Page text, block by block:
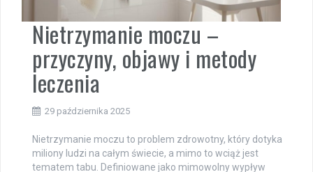
Nietrzymanie moczu –
przyczyny, objawy i metody
leczenia
29 października 2025
Nietrzymanie moczu to problem zdrowotny, który dotyka
miliony ludzi na całym świecie, a mimo to wciąż jest
tematem tabu. Definiowane jako mimowolny wypływ